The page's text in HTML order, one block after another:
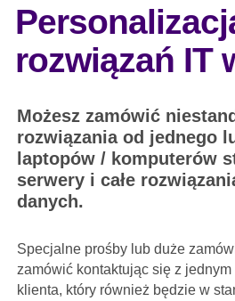
rozwiązań IT
Możesz zamówić
rozwiązania od jednego
laptopów / komputerów
serwery i całe
danych.
Specjalne prośby lub duże
zamówić kontaktując się z
klienta, który również będzie w